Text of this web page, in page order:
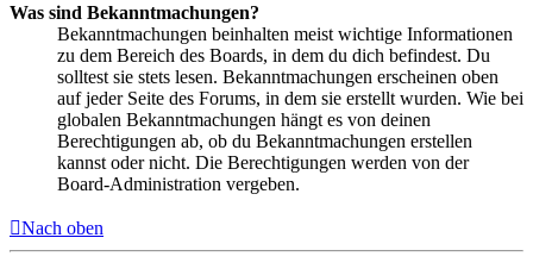
Was sind Bekanntmachungen?
Bekanntmachungen beinhalten meist wichtige Informationen
zu dem Bereich des Boards, in dem du dich befindest. Du
solltest sie stets lesen. Bekanntmachungen erscheinen oben
auf jeder Seite des Forums, in dem sie erstellt wurden. Wie bei
globalen Bekanntmachungen hängt es von deinen
Berechtigungen ab, ob du Bekanntmachungen erstellen
kannst oder nicht. Die Berechtigungen werden von der
Board-Administration vergeben.
Nach oben